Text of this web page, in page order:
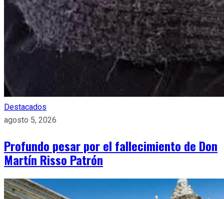
Destacados
agosto 5, 2026
Profundo pesar por el fallecimiento de Don
Martín Risso Patrón